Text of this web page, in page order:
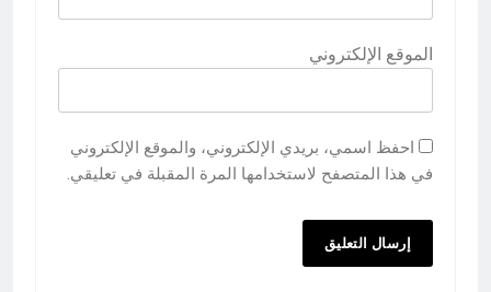
الموقع الإلكتروني
احفظ اسمي، بريدي الإلكتروني، والموقع الإلكتروني
في هذا المتصفح لاستخدامها المرة المقبلة في تعليقي.